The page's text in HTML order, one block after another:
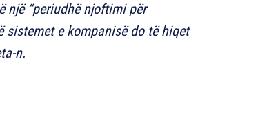
një “periudhë njoftimi për
sistemet e kompanisë do të hiqet
n.